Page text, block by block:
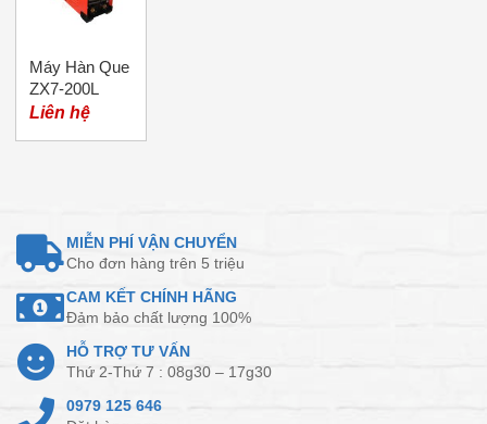
Máy Hàn Que
ZX7-200L
Lucky
Liên hệ
MIỄN PHÍ VẬN CHUYỂN
Cho đơn hàng trên 5 triệu
CAM KẾT CHÍNH HÃNG
Đảm bảo chất lượng 100%
HỖ TRỢ TƯ VẤN
Thứ 2-Thứ 7 : 08g30 – 17g30
0979 125 646